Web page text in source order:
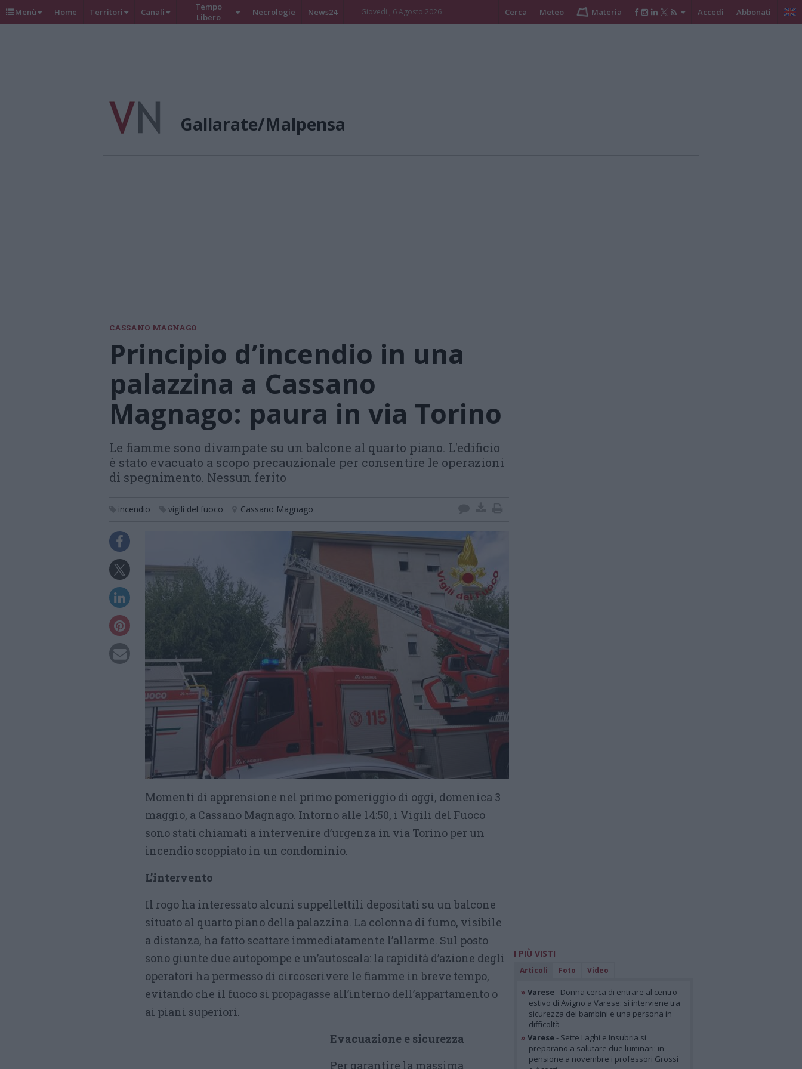
Menù Home Territori Canali
Tempo
Libero
Necrologie News24 Giovedi , 6 Agosto 2026 Cerca Meteo Materia Accedi Abbonati
Gallarate/Malpensa
CASSANO MAGNAGO
Principio d’incendio in una
palazzina a Cassano
Magnago: paura in via Torino
Le fiamme sono divampate su un balcone al quarto piano. L'edificio
è stato evacuato a scopo precauzionale per consentire le operazioni
di spegnimento. Nessun ferito
incendio vigili del fuoco Cassano Magnago
Momenti di apprensione nel primo pomeriggio di oggi, domenica 3
maggio, a Cassano Magnago. Intorno alle 14:50, i Vigili del Fuoco
sono stati chiamati a intervenire d’urgenza in via Torino per un
incendio scoppiato in un condominio.
L’intervento
Il rogo ha interessato alcuni suppellettili depositati su un balcone
situato al quarto piano della palazzina. La colonna di fumo, visibile
a distanza, ha fatto scattare immediatamente l’allarme. Sul posto
sono giunte due autopompe e un’autoscala: la rapidità d’azione degli
operatori ha permesso di circoscrivere le fiamme in breve tempo,
evitando che il fuoco si propagasse all’interno dell’appartamento o
ai piani superiori.
Evacuazione e sicurezza
Per garantire la massima
I PIÙ VISTI
Articoli Foto Video
» Varese- Donna cerca di entrare al centro
estivo di Avigno a Varese: si interviene tra
sicurezza dei bambini e una persona in
difficoltà
» Varese- Sette Laghi e Insubria si
preparano a salutare due luminari: in
pensione a novembre i professori Grossi